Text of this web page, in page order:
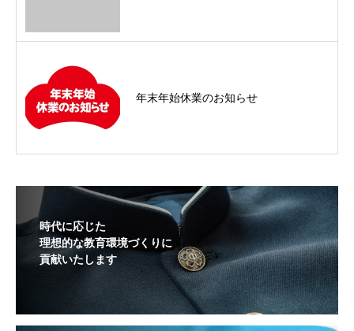
年末年始休業のお知らせ
時代に応じた
理想的な教育環境づくりに
貢献いたします